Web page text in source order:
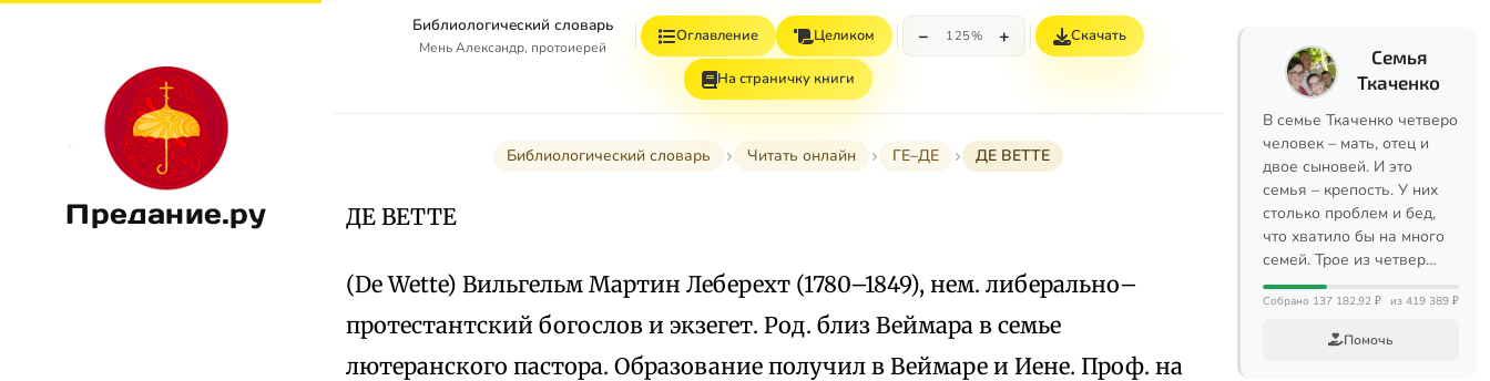
Предание.ру
Библиологический словарь
Мень Александр, протоиерей
Оглавление Целиком − 125% + Скачать
На страничку книги
Библиологический словарь Читать онлайн ГЕ–ДЕ ДЕ ВЕТТЕ
ДЕ ВЕТТЕ
(De Wette) Вильгельм Мартин Леберехт (1780–1849), нем. либерально–
протестантский богослов и экзегет. Род. близ Веймара в семье
лютеранского пастора. Образование получил в Веймаре и Иене. Проф. на
Семья
Ткаченко
В семье Ткаченко четверо
человек – мать, отец и
двое сыновей. И это
семья – крепость. У них
столько проблем и бед,
что хватило бы на много
семей. Трое из четвер…
Собрано 137 182,92 ₽ из 419 389 ₽
Помочь